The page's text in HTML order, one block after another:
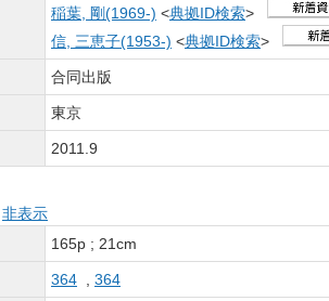
稲葉, 剛(1969-) <典拠ID検索>
信, 三恵子(1953-) <典拠ID検索>
合同出版
東京
2011.9
非表示
165p ; 21cm
364 364